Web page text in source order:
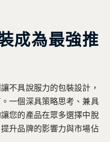
成為最強推
不具說服力的包裝設計，
一個深具策略思考、兼具
您的產品在眾多選擇中脫
升品牌的影響力與市場佔